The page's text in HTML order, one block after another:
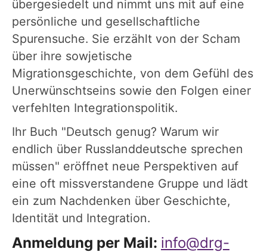
übergesiedelt und nimmt uns mit auf eine
persönliche und gesellschaftliche
Spurensuche. Sie erzählt von der Scham
über ihre sowjetische
Migrationsgeschichte, von dem Gefühl des
Unerwünschtseins sowie den Folgen einer
verfehlten Integrationspolitik.
Ihr Buch "Deutsch genug? Warum wir
endlich über Russlanddeutsche sprechen
müssen" eröffnet neue Perspektiven auf
eine oft missverstandene Gruppe und lädt
ein zum Nachdenken über Geschichte,
Identität und Integration.
Anmeldung per Mail: info@drg-